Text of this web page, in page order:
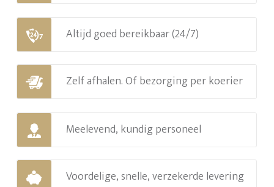
Altijd goed bereikbaar (24/7)
Zelf afhalen. Of bezorging per koerier
Meelevend, kundig personeel
Voordelige, snelle, verzekerde levering